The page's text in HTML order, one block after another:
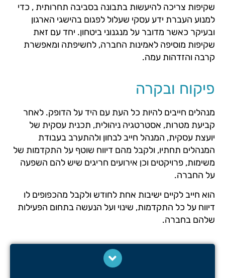
שקיפות צריכה להיעשות בתבונה בסביבה תחרותית , כדי
למנוע העברת ידע עסקי שעלול לפגום בהישגי הארגון
ובעיקר כאשר מדובר על מנגנוני ביטחון. יחד עם זאת
שקיפות מוסיפה לאמינות החברה, לחשיפתה ומאפשרת
קרבה והזדהות עמה.
פיקוח ובקרה
מנהלים חייבים להיות כל העת עם היד על הדופק. לאחר
קביעת מטרות, אסטרטגיה ניהולית, תכנית עסקית של
יועצת עסקית, המנהל חייב לבחון ולהתערב בעבודת
המנהלים תחתיו, ולקבל מהם דיווח שוטף על התקדמות של
משימות, פרויקטים וכן אירועים חריגים שיש להם השפעה
על החברה.
הוא חייב לקיים ישיבות אחת לחודש ולקבל מהכפופים לו
דיווח על כל התקדמות, שינוי ועל הנעשה בתחום הפעילות
שלהם בחברה.